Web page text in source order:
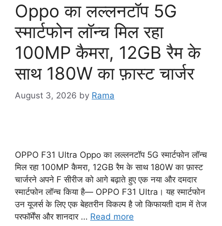
Oppo का लल्लनटॉप 5G
स्मार्टफोन लॉन्च मिल रहा
100MP कैमरा, 12GB रैम के
साथ 180W का फ़ास्ट चार्जर
August 3, 2026 by Rama
OPPO F31 Ultra Oppo का लल्लनटॉप 5G स्मार्टफोन लॉन्च
मिल रहा 100MP कैमरा, 12GB रैम के साथ 180W का फ़ास्ट
चार्जरने अपने F सीरीज को आगे बढ़ाते हुए एक नया और दमदार
स्मार्टफोन लॉन्च किया है— OPPO F31 Ultra। यह स्मार्टफोन
उन यूजर्स के लिए एक बेहतरीन विकल्प है जो किफायती दाम में तेज
परफॉर्मेंस और शानदार … Read more